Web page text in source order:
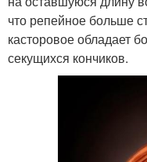
что репейное больше
касторовое обладает
секущихся кончиков.